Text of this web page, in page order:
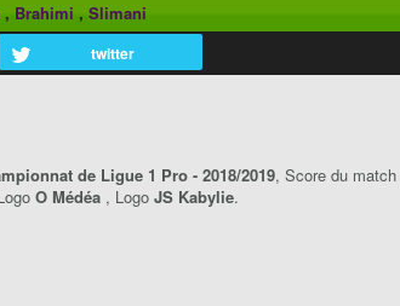
, Brahimi , Slimani
twitter
de Ligue 1 Pro - 2018/2019, Score du match
O Médéa , Logo JS Kabylie.